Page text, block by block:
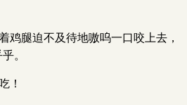
鸡腿迫不及待地嗷呜一口咬上去，
。
！